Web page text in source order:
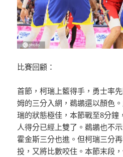
比賽回顧：
首節，柯瑞上籃得手，勇士率
姆的三分入網，鵜鶘還以顏色
瑞的狀態極佳，本節戰至8分鐘
人得分已經上雙了。鵜鶘也不
霍金斯三分也進。但柯瑞三分
投，又將比數咬住。本節末段